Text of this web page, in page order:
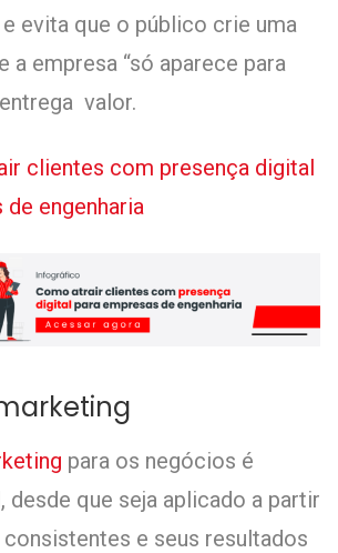
evita que o público crie uma
a empresa “só aparece para
valor.
clientes com presença digital
engenharia
para os negócios é
desde que seja aplicado a partir
e seus resultados